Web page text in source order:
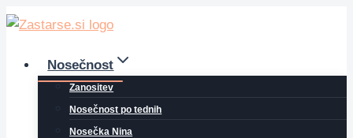
Skip
contentNosečnost
Zanositev
Nosečnost po tednih
Nosečka Nina